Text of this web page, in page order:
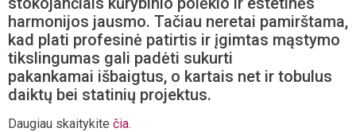
harmonijos jausmo. Tačiau neretai pamirštama,
kad plati profesinė patirtis ir įgimtas mąstymo
tikslingumas gali padėti sukurti
pakankamai išbaigtus, o kartais net ir tobulus
daiktų bei statinių projektus.
Daugiau skaitykite čia.